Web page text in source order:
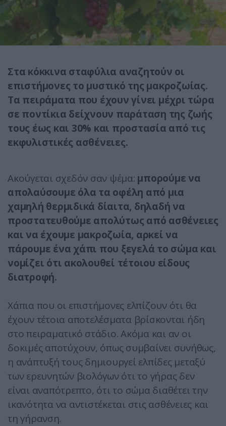
Στα κόκκινα σταφύλια αναζητούν οι
επιστήμονες το μυστικό της μακροζωίας.
Τα πειράματα που έχουν γίνει μέχρι τώρα
σε ποντίκια δείχνουν παράταση της ζωής
τους έως και 30% και προστασία από τις
εκφυλιστικές ασθένειες.
Ακούγεται σχεδόν σαν ψέμα: μπορούμε να
απολαύσουμε όλα τα οφέλη από μια
χαμηλή θερμιδικά δίαιτα, δηλαδή να
προστατευθούμε απολύτως από ασθένειες
και να έχουμε μακροζωία, αρκεί να
πάρουμε ένα χάπι που ξεγελά το σώμα και
νομίζει ότι ακολουθεί τέτοιου είδους
διατροφή.
Χάπια που οι επιστήμονες ελπίζουν ότι θα
έχουν τέτοια αποτελέσματα βρίσκονται ήδη
στο πειραματικό στάδιο. Ακόμα και αν οι
δοκιμές αποτύχουν, όπως συμβαίνει συνήθως,
η ανάπτυξή τους δημιουργεί ελπίδες μεταξύ
των ερευνητών βιολόγων ότι το γήρας δεν
είναι αναπότρεπτο, ότι το σώμα διαθέτει την
ικανότητα να αντιστέκεται στις ασθένειες και
τη γήρανση.